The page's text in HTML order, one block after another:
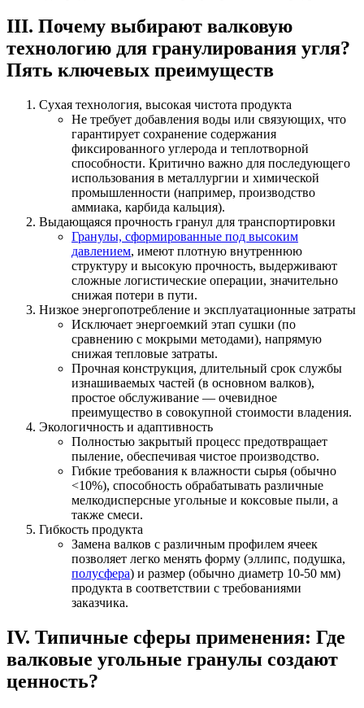
III. Почему выбирают валковую
технологию для гранулирования угля?
Пять ключевых преимуществ
Сухая технология, высокая чистота продукта
Не требует добавления воды или связующих, что
гарантирует сохранение содержания
фиксированного углерода и теплотворной
способности. Критично важно для последующего
использования в металлургии и химической
промышленности (например, производство
аммиака, карбида кальция).
Выдающаяся прочность гранул для транспортировки
Гранулы, сформированные под высоким
давлением, имеют плотную внутреннюю
структуру и высокую прочность, выдерживают
сложные логистические операции, значительно
снижая потери в пути.
Низкое энергопотребление и эксплуатационные затраты
Исключает энергоемкий этап сушки (по
сравнению с мокрыми методами), напрямую
снижая тепловые затраты.
Прочная конструкция, длительный срок службы
изнашиваемых частей (в основном валков),
простое обслуживание — очевидное
преимущество в совокупной стоимости владения.
Экологичность и адаптивность
Полностью закрытый процесс предотвращает
пыление, обеспечивая чистое производство.
Гибкие требования к влажности сырья (обычно
<10%), способность обрабатывать различные
мелкодисперсные угольные и коксовые пыли, а
также смеси.
Гибкость продукта
Замена валков с различным профилем ячеек
позволяет легко менять форму (эллипс, подушка,
полусфера) и размер (обычно диаметр 10-50 мм)
продукта в соответствии с требованиями
заказчика.
IV. Типичные сферы применения: Где
валковые угольные гранулы создают
ценность?